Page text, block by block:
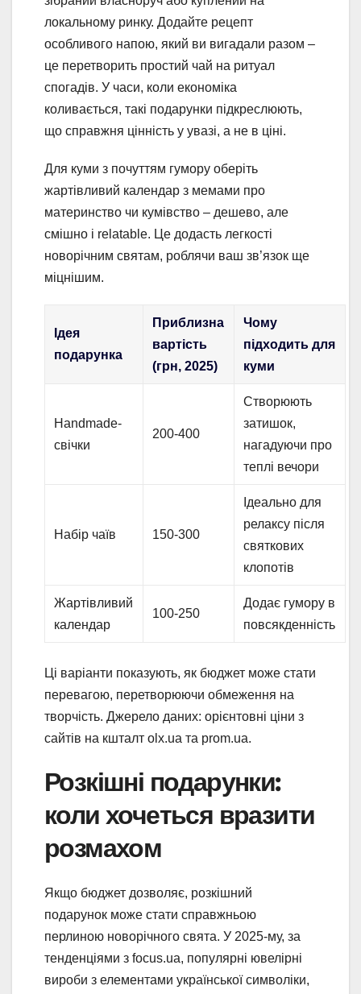
локальному ринку. Додайте рецепт
особливого напою, який ви вигадали разом –
це перетворить простий чай на ритуал
спогадів. У часи, коли економіка
коливається, такі подарунки підкреслюють,
що справжня цінність у увазі, а не в ціні.
Для куми з почуттям гумору оберіть
жартівливий календар з мемами про
материнство чи кумівство – дешево, але
смішно і relatable. Це додасть легкості
новорічним святам, роблячи ваш зв’язок ще
міцнішим.
Ідея
подарунка
Приблизна
вартість
(грн, 2025)
Чому
підходить для
куми
Handmade-
свічки
200-400
Створюють
затишок,
нагадуючи про
теплі вечори
Набір чаїв 150-300
Ідеально для
релаксу після
святкових
клопотів
Жартівливий
календар
100-250
Додає гумору в
повсякденність
Ці варіанти показують, як бюджет може стати
перевагою, перетворюючи обмеження на
творчість. Джерело даних: орієнтовні ціни з
сайтів на кшталт olx.ua та prom.ua.
Розкішні подарунки:
коли хочеться вразити
розмахом
Якщо бюджет дозволяє, розкішний
подарунок може стати справжньою
перлиною новорічного свята. У 2025-му, за
тенденціями з focus.ua, популярні ювелірні
вироби з елементами української символіки,